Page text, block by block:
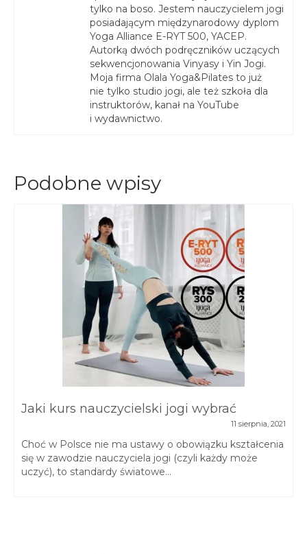
tylko na boso. Jestem nauczycielem jogi
posiadającym międzynarodowy dyplom
Yoga Alliance E-RYT 500, YACEP.
Autorką dwóch podręczników uczących
sekwencjonowania Vinyasy i Yin Jogi.
Moja firma Olala Yoga&Pilates to już
nie tylko studio jogi, ale też szkoła dla
instruktorów, kanał na YouTube
i wydawnictwo.
Podobne wpisy
Jaki kurs nauczycielski jogi wybrać
11 sierpnia, 2021
Choć w Polsce nie ma ustawy o obowiązku kształcenia
się w zawodzie nauczyciela jogi (czyli każdy może
uczyć), to standardy światowe...